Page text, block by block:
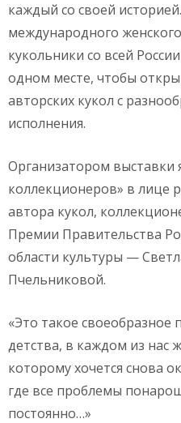
каждый со своей
международного
кукольники со всей
одном месте, чтобы
авторских кукол с
исполнения.
Организатором выставки
коллекционеров» в лице
автора кукол,
Премии Правительства
области культуры —
Пчельниковой.
«Это такое своеобразное
детства, в каждом из нас
которому хочется снова
где все проблемы
постоянно…»